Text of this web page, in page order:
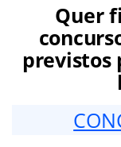
Quer
previstos